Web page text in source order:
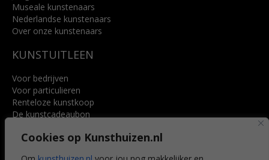
Cookies op Kunsthuizen.nl
Museale kunstenaars
Nederlandse kunstenaars
Over onze kunstenaars
KUNSTUITLEEN
Voor bedrijven
Voor particulieren
Renteloze kunstkoop
De kunstcadeaubon
Voordelen